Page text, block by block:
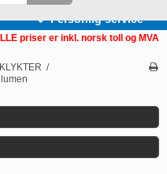
service
priser er inkl. norsk toll og MVA
/